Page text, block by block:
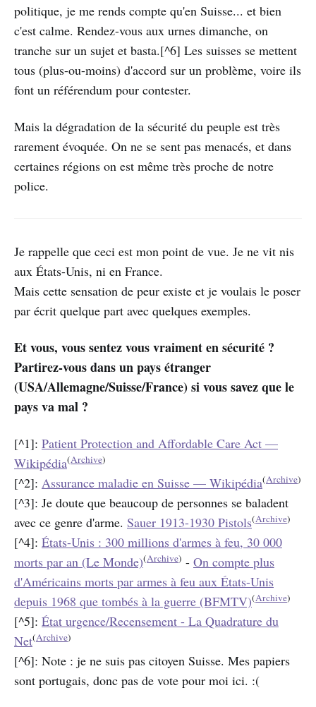
politique, je me rends compte qu'en Suisse... et bien
c'est calme. Rendez-vous aux urnes dimanche, on
tranche sur un sujet et basta.[^6] Les suisses se mettent
tous (plus-ou-moins) d'accord sur un problème, voire ils
font un référendum pour contester.
Mais la dégradation de la sécurité du peuple est très
rarement évoquée. On ne se sent pas menacés, et dans
certaines régions on est même très proche de notre
police.
Je rappelle que ceci est mon point de vue. Je ne vit nis
aux États-Unis, ni en France.
Mais cette sensation de peur existe et je voulais le poser
par écrit quelque part avec quelques exemples.
Et vous, vous sentez vous vraiment en sécurité ?
Partirez-vous dans un pays étranger
(USA/Allemagne/Suisse/France) si vous savez que le
pays va mal ?
[^1]: Patient Protection and Affordable Care Act —
Wikipédia(Archive)
[^2]: Assurance maladie en Suisse — Wikipédia(Archive)
[^3]: Je doute que beaucoup de personnes se baladent
avec ce genre d'arme. Sauer 1913-1930 Pistols(Archive)
[^4]: États-Unis : 300 millions d'armes à feu, 30 000
morts par an (Le Monde)(Archive) - On compte plus
d'Américains morts par armes à feu aux États-Unis
depuis 1968 que tombés à la guerre (BFMTV)(Archive)
[^5]: État urgence/Recensement - La Quadrature du
Net(Archive)
[^6]: Note : je ne suis pas citoyen Suisse. Mes papiers
sont portugais, donc pas de vote pour moi ici. :(